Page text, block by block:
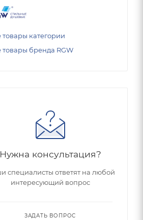
ограждение
6824-
Душевое
Niagara Nova NG-6830-
товары категории
товары бренда RGW
Нужна консультация?
специалисты ответят на любой
интересующий вопрос
ЗАДАТЬ ВОПРОС